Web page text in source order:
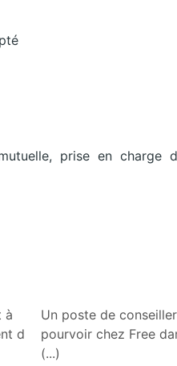
prise en charge
à
d
Un poste de
pourvoir chez Free
(...)